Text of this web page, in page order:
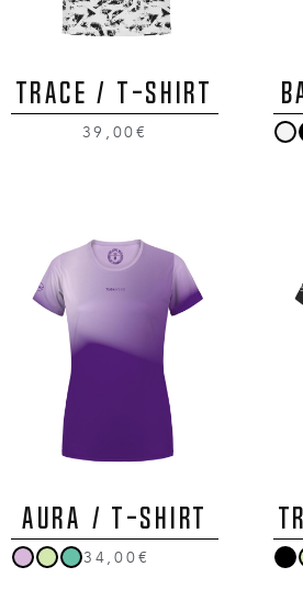
TRACE / T-Shirt
39,00€
AURA / T-Shirt
34,00€